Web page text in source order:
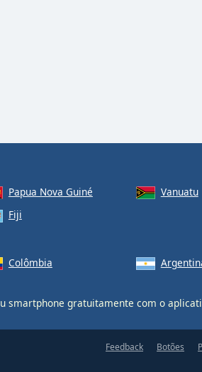
Papua Nova Guiné Vanuatu
Fiji
Colômbia
smartphone gratuitamente com o
Feedback Botões